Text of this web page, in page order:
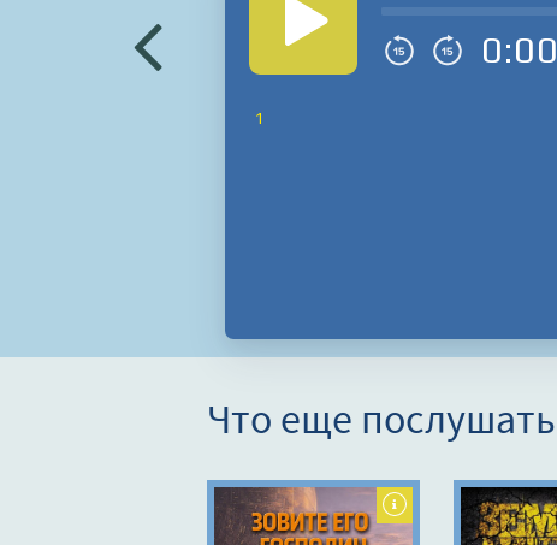
0:00
1
Что еще послушать